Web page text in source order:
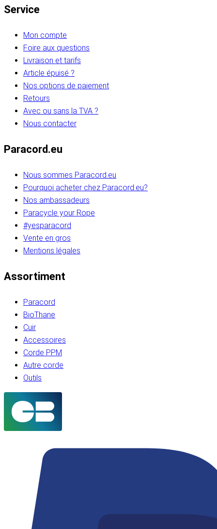
Service
Mon compte
Foire aux questions
Livraison et tarifs
Article épuisé ?
Nos options de paiement
Retours
Avec ou sans la TVA ?
Nous contacter
Paracord.eu
Nous sommes Paracord.eu
Pourquoi acheter chez Paracord.eu?
Nos ambassadeurs
Paracycle your Rope
#yesparacord
Vente en gros
Mentions légales
Assortiment
Paracord
BioThane
Cuir
Accessoires
Corde PPM
Autre corde
Outils